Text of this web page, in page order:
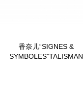
香奈儿“SIGNES &
SYMBOLES”TALISMAN